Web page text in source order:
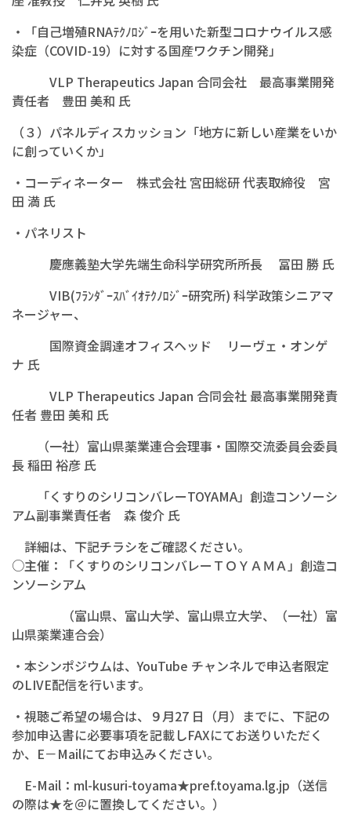
・「自己増殖RNAﾃｸﾉﾛｼﾞｰを用いた新型コロナウイルス感
染症（COVID-19）に対する国産ワクチン開発」
VLP Therapeutics Japan 合同会社 最高事業開発
責任者 豊田 美和 氏
（３）パネルディスカッション「地方に新しい産業をいか
に創っていくか」
・コーディネーター 株式会社 宮田総研 代表取締役 宮
田 満 氏
・パネリスト
慶應義塾大学先端生命科学研究所所長 冨田 勝 氏
VIB(ﾌﾗﾝﾀﾞｰｽﾊﾞｲｵﾃｸﾉﾛｼﾞｰ研究所) 科学政策シニアマ
ネージャー、
国際資金調達オフィスヘッド リーヴェ・オンゲ
ナ 氏
VLP Therapeutics Japan 合同会社 最高事業開発責
任者 豊田 美和 氏
（一社）富山県薬業連合会理事・国際交流委員会委員
長 稲田 裕彦 氏
「くすりのシリコンバレーTOYAMA」創造コンソーシ
アム副事業責任者 森 俊介 氏
詳細は、下記チラシをご確認ください。
○主催：「くすりのシリコンバレーＴＯＹＡＭＡ」創造コ
ンソーシアム
（富山県、富山大学、富山県立大学、（一社）富
山県薬業連合会）
・本シンポジウムは、YouTube チャンネルで申込者限定
のLIVE配信を行います。
・視聴ご希望の場合は、９月27 日（月）までに、下記の
参加申込書に必要事項を記載しFAXにてお送りいただく
か、E－Mailにてお申込みください。
E-Mail：ml-kusuri-toyama★pref.toyama.lg.jp（送信
の際は★を＠に置換してください。）